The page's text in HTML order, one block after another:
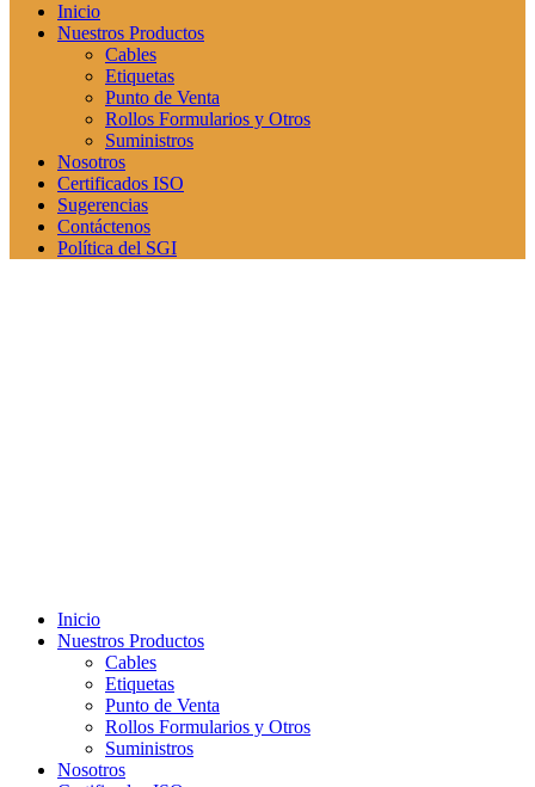
Inicio
Nuestros Productos
Cables
Etiquetas
Punto de Venta
Rollos Formularios y Otros
Suministros
Nosotros
Certificados ISO
Sugerencias
Contáctenos
Política del SGI
Inicio
Nuestros Productos
Cables
Etiquetas
Punto de Venta
Rollos Formularios y Otros
Suministros
Nosotros